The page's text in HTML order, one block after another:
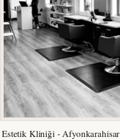
Estetik Kliniği - Afyonkarahisar